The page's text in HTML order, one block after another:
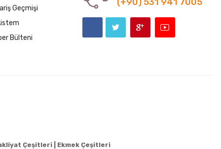
Geçmişi
Bülteni
Çeşitleri | Ekmek Çeşitleri